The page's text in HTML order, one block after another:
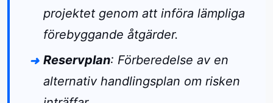
projektet genom att införa lämpliga
förebyggande åtgärder.
Reservplan: Förberedelse av en
alternativ handlingsplan om risken